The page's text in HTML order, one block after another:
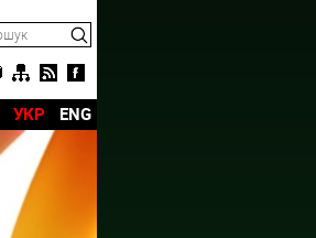
УКР ENG